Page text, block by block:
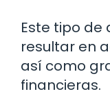
Este tipo de
resultar en
así como
financieras.